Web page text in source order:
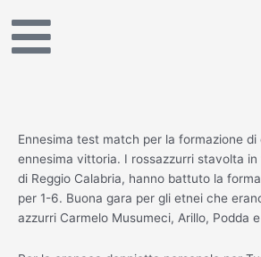
Ennesima test match per la formazione
ennesima vittoria. I rossazzurri stavolta
di Reggio Calabria, hanno battuto la
per 1-6. Buona gara per gli etnei che
azzurri Carmelo Musumeci, Arillo, Podda